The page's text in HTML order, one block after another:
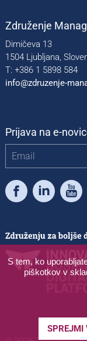
S tem, ko
piškotkov v
SPREJMI
Združenje
Dimičeva 13
1504 Ljubljana,
T: +386 1 5898 584
info@zdruzenje-
Prijava na e-
FacebookLinkedIn